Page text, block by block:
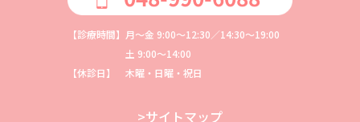
【診療時間】月〜金 9:00〜12:30／14:30〜19:00
土 9:00〜14:00
【休診日】 木曜・日曜・祝日
>サイトマップ